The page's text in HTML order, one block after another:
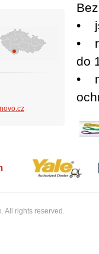
•
•
do
•
All rights reserved.